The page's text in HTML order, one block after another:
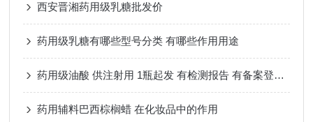
西安晋湘药用级乳糖批发价
药用级乳糖有哪些型号分类 有哪些作用用途
药用级油酸 供注射用 1瓶起发 有检测报告 有备案登记号
药用辅料巴西棕榈蜡 在化妆品中的作用